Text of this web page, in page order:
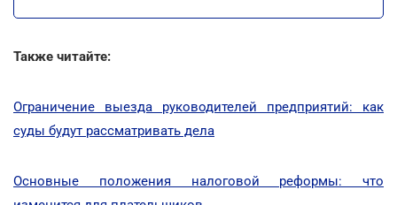
Также читайте:
Ограничение выезда руководителей предприятий: как
суды будут рассматривать дела
Основные положения налоговой реформы: что